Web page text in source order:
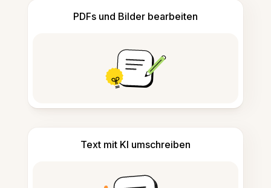
PDFs und Bilder bearbeiten
Text mit KI umschreiben